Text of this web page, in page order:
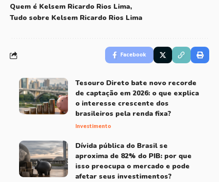
Quem é Kelsem Ricardo Rios Lima
Tudo sobre Kelsem Ricardo Rios Lima
Facebook
Tesouro Direto bate novo recorde
de captação em 2026: o que explica
o interesse crescente dos
brasileiros pela renda fixa?
Investimento
Dívida pública do Brasil se
aproxima de 82% do PIB: por que
isso preocupa o mercado e pode
afetar seus investimentos?